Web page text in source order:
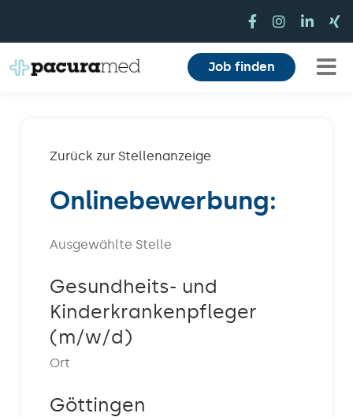
springen
Für Einrichtungen
Mitarbeiterbereich
Karriere
Über uns
Magazin
Kontakt
Job finden
Zurück zur Stellenanzeige
Onlinebewerbung:
Ausgewählte Stelle
Gesundheits- und
Kinderkrankenpfleger
(m/w/d)
Ort
Göttingen